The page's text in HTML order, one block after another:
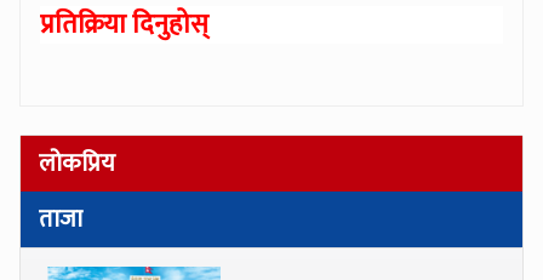
प्रतिक्रिया दिनुहोस्
लोकप्रिय
ताजा